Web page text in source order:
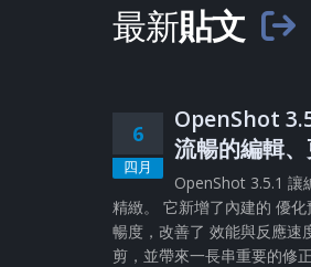
最新貼文
6
四月
OpenShot
流暢的編輯
OpenShot 3.5.1 讓
精緻。 它新增了內建的 優
暢度，改善了 效能與反應速
剪，並帶來一長串重要的修